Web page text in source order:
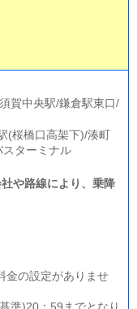
賀中央駅/鎌倉駅東口/
(桜橋口高架下)/湊町
ターミナル
や路線により、乗降
金の設定がありませ